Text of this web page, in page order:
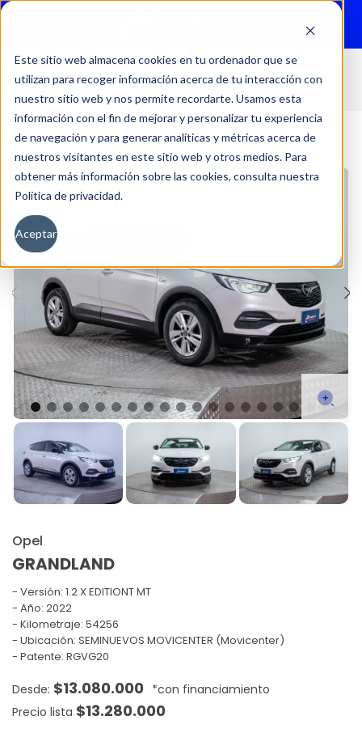
Este sitio web almacena cookies en tu ordenador que se
utilizan para recoger información acerca de tu interacción con
nuestro sitio web y nos permite recordarte. Usamos esta
información con el fin de mejorar y personalizar tu experiencia
de navegación y para generar analíticas y métricas acerca de
nuestros visitantes en este sitio web y otros medios. Para
obtener más información sobre las cookies, consulta nuestra
Política de privacidad.
Aceptar
Inicio Autos
Opel
GRANDLAND
Versión: 1.2 X EDITIONT MT
Año: 2022
Kilometraje: 54256
Ubicación: SEMINUEVOS MOVICENTER (Movicenter)
Patente: RGVG20
$13.080.000
Precio lista $13.280.000